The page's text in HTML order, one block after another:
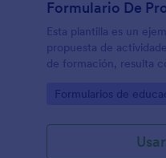
Esta plantilla es un
propuesta de
de formación, resulta
organizaciones que
Go to Category:
Formularios de